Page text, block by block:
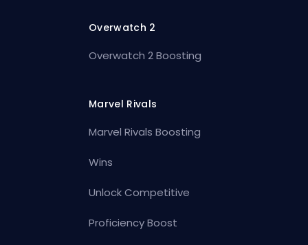
Overwatch 2
Overwatch 2 Boosting
Marvel Rivals
Marvel Rivals Boosting
Wins
Unlock Competitive
Proficiency Boost